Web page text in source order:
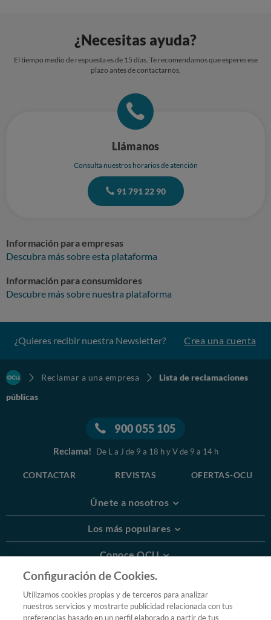
¿Necesitas ayuda?
El tiempo medio de respuesta es de 15 días. Te recomendamos que esperes ese
plazo antes de contactarnos.
Llámanos
Consulta nuestros horarios de atención
91 791 22 90
Información para empresas
Descubra más sobre esta plataforma
Información para consumidores
Descubre más sobre nuestra plataforma
¿Quieres recibir nuestra Newsletter? Crea una cuenta
Reclamar a una empresa
Lista de reclamaciones
públicas
900 055 105
Reclama! De L a J de 9 a 18 h y V de 9 a 14 h
CONTACTAR REVISTAS OFERTAS-OCU
Únete a nosotros
Los más populares
Conoce OCU
Más Información
© 2026 OCU
Configuración de Cookies.
Utilizamos cookies propias y de terceros para analizar
nuestros servicios y mostrarte publicidad relacionada con tus
preferencias basado en un perfil elaborado a partir de tus